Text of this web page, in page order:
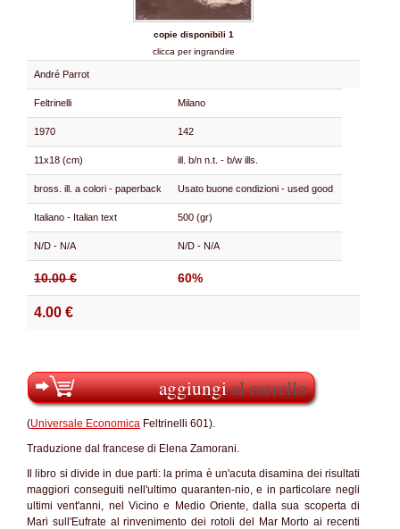
copie disponibili 1
clicca per ingrandire
André Parrot
Feltrinelli Milano
1970 142
11x18 (cm) ill. b/n n.t. - b/w ills.
bross. ill. a colori - paperback Usato buone condizioni - used good
Italiano - Italian text 500 (gr)
N/D - N/A N/D - N/A
10.00 € 60%
4.00 €
aggiungial carrello
(Universale Economica Feltrinelli 601).
Traduzione dal francese di Elena Zamorani.
Il libro si divide in due parti: la prima è un'acuta disamina dei risultati
maggiori conseguiti nell'ultimo quaranten-nio, e in particolare negli
ultimi vent'anni, nel Vicino e Medio Oriente, dalla sua scoperta di
Mari sull'Eufrate al rinvenimento dei rotoli del Mar Morto ai recenti